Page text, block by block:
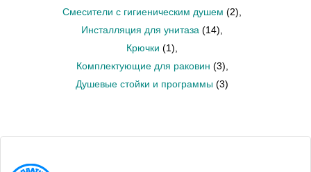
Смесители с гигиеническим душем (2)
Инсталляция для унитаза (14)
Крючки (1)
Комплектующие для раковин (3)
Душевые стойки и программы (3)